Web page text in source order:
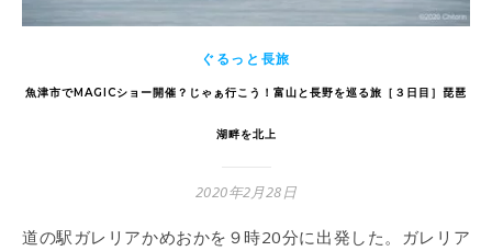
ぐるっと長旅
魚津市でMAGICショー開催？じゃぁ行こう！富山と長野を巡る旅［３日目］琵琶
湖畔を北上
2020年2月28日
道の駅ガレリアかめおかを９時20分に出発した。ガレリア